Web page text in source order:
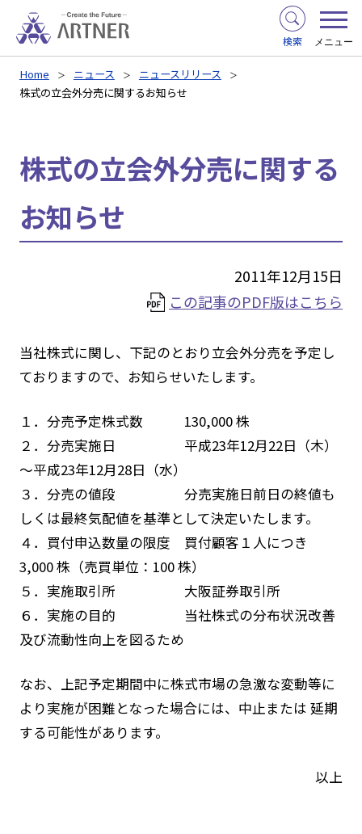
検索 メニュー
Home ニュース
ニュースリリース
株式の立会外分売に関するお知らせ
株式の立会外分売に関する
お知らせ
2011年12月15日
この記事のPDF版はこちら
当社株式に関し、下記のとおり立会外分売を予定し
ておりますので、お知らせいたします。
１．分売予定株式数 130,000 株
２．分売実施日 平成23年12月22日（木）
～平成23年12月28日（水）
３．分売の値段 分売実施日前日の終値も
しくは最終気配値を基準として決定いたします。
４．買付申込数量の限度 買付顧客１人につき
3,000 株（売買単位：100 株）
５．実施取引所 大阪証券取引所
６．実施の目的 当社株式の分布状況改善
及び流動性向上を図るため
なお、上記予定期間中に株式市場の急激な変動等に
より実施が困難となった場合には、中止または 延期
する可能性があります。
以上